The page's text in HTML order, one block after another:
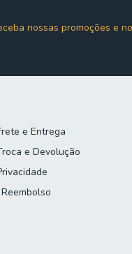
nossas promoções e
e Entrega
e Devolução